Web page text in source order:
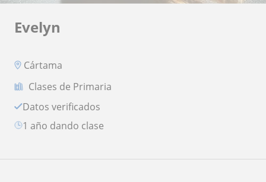
Evelyn
Cártama
Clases de Primaria
Datos verificados
1 año dando clase